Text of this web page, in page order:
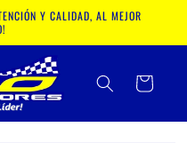
Y CALIDAD, AL MEJOR
Carrito